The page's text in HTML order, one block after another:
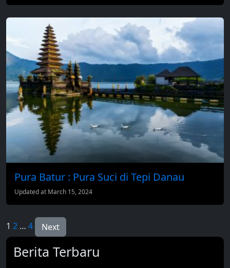
Pura Batur : Pura Suci di Tepi Danau
Updated at March 15, 2024
Posts
pagination
1 2 … 4 Next
Berita Terbaru